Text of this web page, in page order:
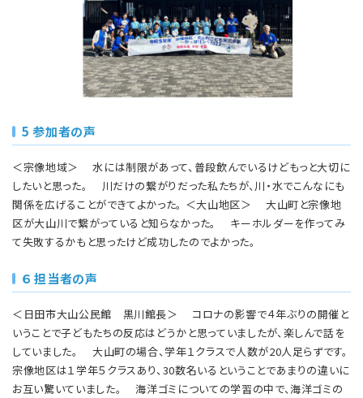
5 参加者の声
＜宗像地域＞ 水には制限があって、普段飲んでいるけどもっと大切に
したいと思った。 川だけの繋がりだった私たちが、川・水でこんなにも
関係を広げることができてよかった。 ＜大山地区＞ 大山町と宗像地
区が大山川で繋がっていると知らなかった。 キーホルダーを作ってみ
て失敗するかもと思ったけど成功したのでよかった。
６ 担当者の声
＜日田市大山公民館 黒川館長＞ コロナの影響で４年ぶりの開催と
いうことで子どもたちの反応はどうかと思っていましたが、楽しんで話を
していました。 大山町の場合、学年１クラスで人数が20人足らずです。
宗像地区は１学年５クラスあり、30数名いるということであまりの違いに
お互い驚いていました。 海洋ゴミについての学習の中で、海洋ゴミの